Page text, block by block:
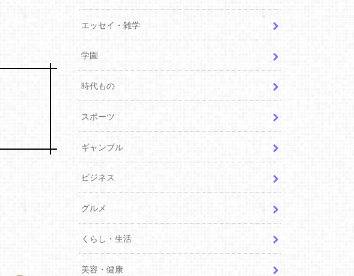
エッセイ・雑学
学園
時代もの
スポーツ
ギャンブル
ビジネス
グルメ
くらし・生活
美容・健康